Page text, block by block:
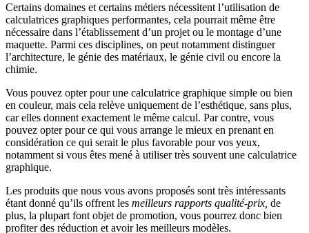
Certains domaines et certains métiers nécessitent l’utilisation de
calculatrices graphiques performantes, cela pourrait même être
nécessaire dans l’établissement d’un projet ou le montage d’une
maquette. Parmi ces disciplines, on peut notamment distinguer
l’architecture, le génie des matériaux, le génie civil ou encore la
chimie.
Vous pouvez opter pour une calculatrice graphique simple ou bien
en couleur, mais cela relève uniquement de l’esthétique, sans plus,
car elles donnent exactement le même calcul. Par contre, vous
pouvez opter pour ce qui vous arrange le mieux en prenant en
considération ce qui serait le plus favorable pour vos yeux,
notamment si vous êtes mené à utiliser très souvent une calculatrice
graphique.
Les produits que nous vous avons proposés sont très intéressants
étant donné qu’ils offrent les meilleurs rapports qualité-prix, de
plus, la plupart font objet de promotion, vous pourrez donc bien
profiter des réduction et avoir les meilleurs modèles.